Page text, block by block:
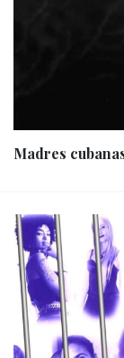
Madres